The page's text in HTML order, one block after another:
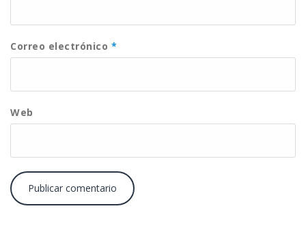
Correo electrónico *
Web